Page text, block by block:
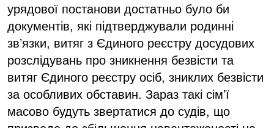
урядової постанови достатньо було би
документів, які підтверджували родинні
звʼязки, витяг з Єдиного реєстру досудових
розслідувань про зникнення безвісти та
витяг Єдиного реєстру осіб, зниклих безвісти
за особливих обставин. Зараз такі сімʼї
масово будуть звертатися до судів, що